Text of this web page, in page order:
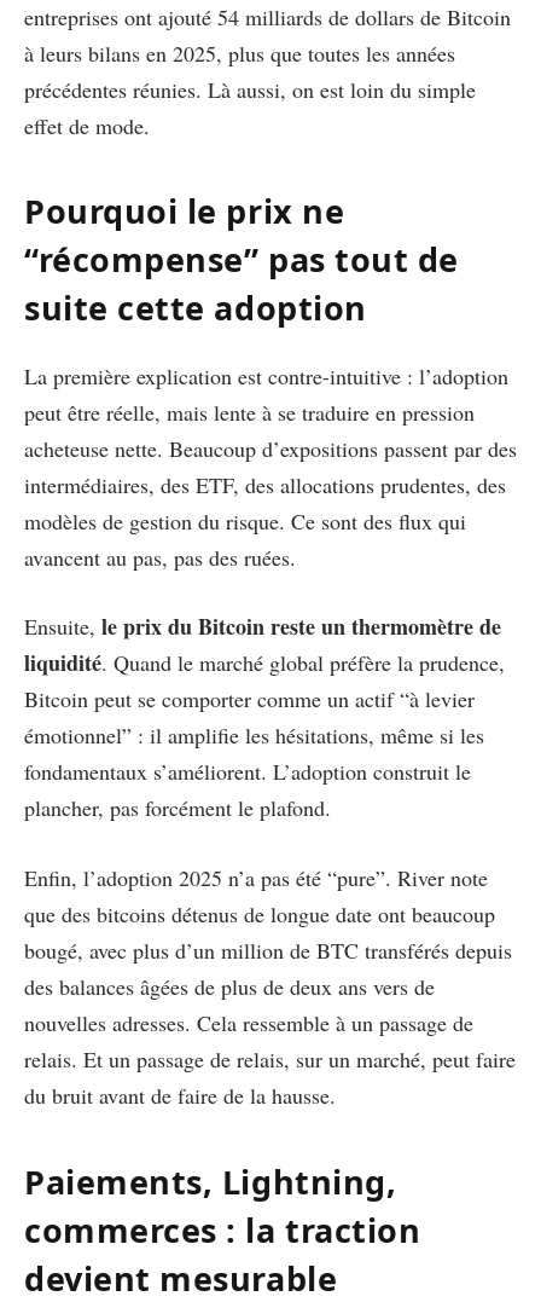
entreprises ont ajouté 54 milliards de dollars de Bitcoin
à leurs bilans en 2025, plus que toutes les années
précédentes réunies. Là aussi, on est loin du simple
effet de mode.
Pourquoi le prix ne
“récompense” pas tout de
suite cette adoption
La première explication est contre-intuitive : l’adoption
peut être réelle, mais lente à se traduire en pression
acheteuse nette. Beaucoup d’expositions passent par des
intermédiaires, des ETF, des allocations prudentes, des
modèles de gestion du risque. Ce sont des flux qui
avancent au pas, pas des ruées.
Ensuite, le prix du Bitcoin reste un thermomètre de
liquidité. Quand le marché global préfère la prudence,
Bitcoin peut se comporter comme un actif “à levier
émotionnel” : il amplifie les hésitations, même si les
fondamentaux s’améliorent. L’adoption construit le
plancher, pas forcément le plafond.
Enfin, l’adoption 2025 n’a pas été “pure”. River note
que des bitcoins détenus de longue date ont beaucoup
bougé, avec plus d’un million de BTC transférés depuis
des balances âgées de plus de deux ans vers de
nouvelles adresses. Cela ressemble à un passage de
relais. Et un passage de relais, sur un marché, peut faire
du bruit avant de faire de la hausse.
Paiements, Lightning,
commerces : la traction
devient mesurable